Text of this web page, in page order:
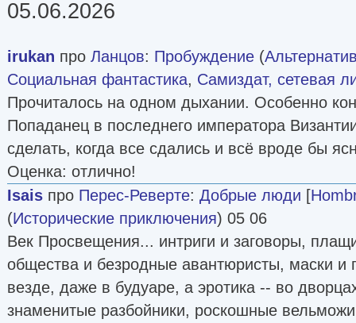
05.06.2026
irukan про Ланцов: Пробуждение (
Социальная фантастика, Самиздат, сетевая
Прочиталось на одном дыхании. Особенно
Попаданец в последнего императора
сделать, когда все сдались и всё вроде бы
Оценка: отлично!
Isais про Перес-Реверте: Добрые люди [
(Исторические приключения) 05 06
Век Просвещения... интриги и заговоры,
общества и безродные авантюристы, маски
везде, даже в будуаре, а эротика -- во
знаменитые разбойники, роскошные